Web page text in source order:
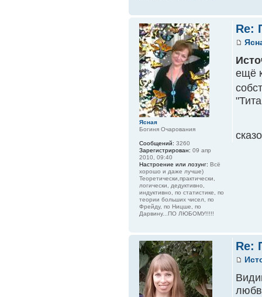
Re:
ещё
Ясная
Богиня Очарования
Сообщений: 3260
Зарегистрирован: 09 апр
2010, 09:40
Настроение или лозунг: Всё
хорошо и даже лучше)
Теоретически,практически,
логически, дедуктивно,
индуктивно, по статистике, по
теории больших чисел, по
Фрейду, по Ницше, по
Дарвину...ПО ЛЮБОМУ!!!!!
Re: